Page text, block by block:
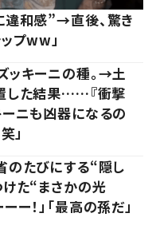
違和感”→直後、驚き
プww」
ッキーニの種。→土
した結果……『衝撃
ーニも凶器になるの
」
たびにする“隠し
けた“まさかの光
！」「最高の孫だ」